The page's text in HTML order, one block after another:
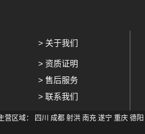
> 关于我们
> 资质证明
> 售后服务
> 联系我们
营区域： 四川 成都 射洪 南充 遂宁 重庆 德阳